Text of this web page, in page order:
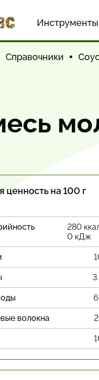
Инструменты
Справочники
ценность на 100 г
280
0 кДж
волокна